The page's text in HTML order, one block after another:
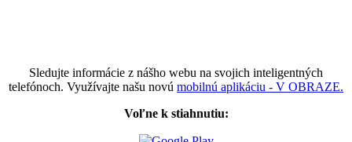
Sledujte informácie z nášho webu na svojich inteligentných
telefónoch. Využívajte našu novú mobilnú aplikáciu - V OBRAZE.
Voľne k stiahnutiu: